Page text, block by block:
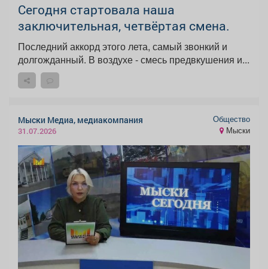
Сегодня стартовала наша
заключительная, четвёртая смена.
Последний аккорд этого лета, самый звонкий и
долгожданный. В воздухе - смесь предвкушения и...
Мыски Медиа, медиакомпания
31.07.2026
Общество
Мыски